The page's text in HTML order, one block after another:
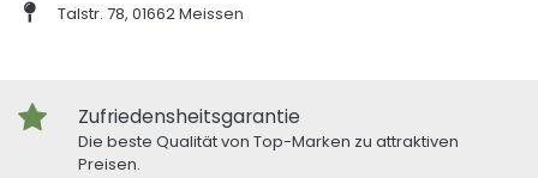
Talstr. 78, 01662 Meissen
Zufriedensheitsgarantie
Die beste Qualität von Top-Marken zu attraktiven
Preisen.